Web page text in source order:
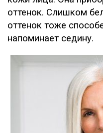
оттенок. Слишком
оттенок тоже
напоминает седину.